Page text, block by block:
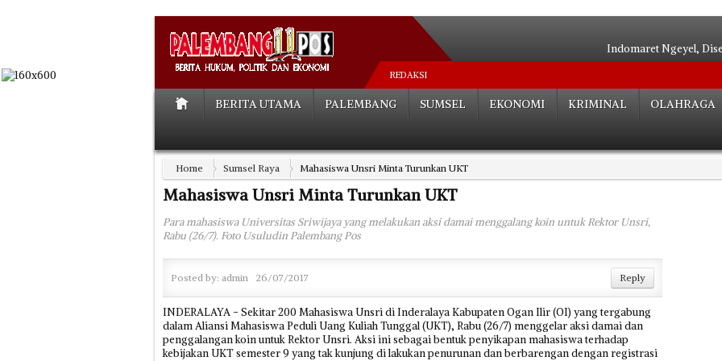
Indomaret Ngeyel,
Hutan
Angkot
Tak ada
Palembang
Bocah SD Tewas
REDAKSI
BERITA UTAMA PALEMBANG SUMSEL EKONOMI KRIMINAL OLAHRAGA
Home Sumsel Raya Mahasiswa Unsri Minta Turunkan UKT
Mahasiswa Unsri Minta Turunkan UKT
Para mahasiswa Universitas Sriwijaya yang melakukan aksi damai menggalang koin untuk Rektor Unsri,
Rabu (26/7). Foto Usuludin Palembang Pos
Posted by: admin 26/07/2017 Reply
INDERALAYA - Sekitar 200 Mahasiswa Unsri di Inderalaya Kabupaten Ogan Ilir (OI) yang tergabung
dalam Aliansi Mahasiswa Peduli Uang Kuliah Tunggal (UKT), Rabu (26/7) menggelar aksi damai dan
penggalangan koin untuk Rektor Unsri. Aksi ini sebagai bentuk penyikapan mahasiswa terhadap
kebijakan UKT semester 9 yang tak kunjung di lakukan penurunan dan berbarengan dengan registrasi